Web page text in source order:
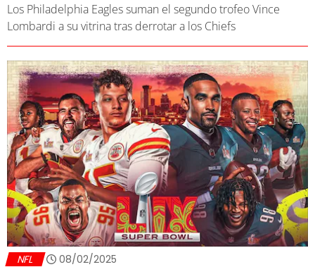
Los Philadelphia Eagles suman el segundo trofeo Vince
Lombardi a su vitrina tras derrotar a los Chiefs
NFL 08/02/2025